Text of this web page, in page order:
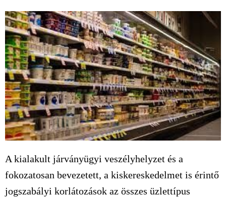
A kialakult járványügyi veszélyhelyzet és a
fokozatosan bevezetett, a kiskereskedelmet is érintő
jogszabályi korlátozások az összes üzlettípus